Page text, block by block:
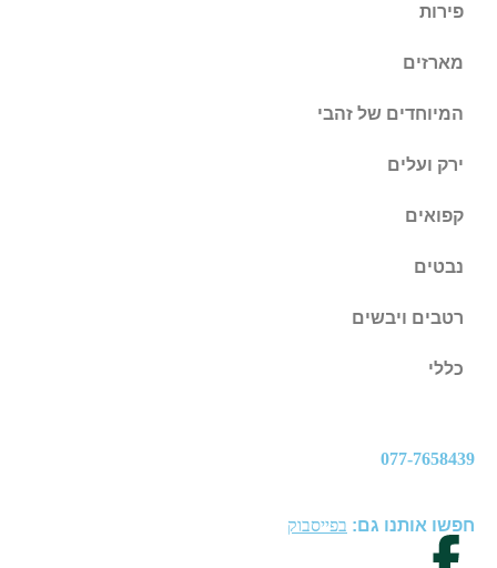
פירות
מארזים
המיוחדים של זהבי
ירק ועלים
קפואים
נבטים
רטבים ויבשים
כללי
077-7658439
חפשו אותנו גם: בפייסבוק